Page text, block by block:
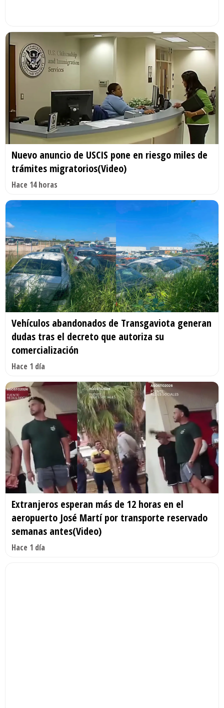
Nuevo anuncio de USCIS pone en riesgo miles de
trámites migratorios(Video)
Hace 14 horas
Vehículos abandonados de Transgaviota generan
dudas tras el decreto que autoriza su
comercialización
Hace 1 día
Extranjeros esperan más de 12 horas en el
aeropuerto José Martí por transporte reservado
semanas antes(Video)
Hace 1 día